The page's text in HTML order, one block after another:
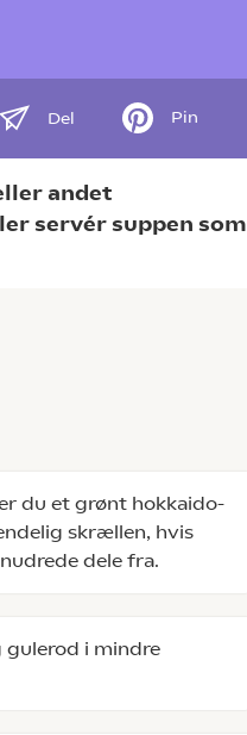
Del Pin
andet
servér suppen som
du et grønt hokkaido-
skrællen, hvis
dele fra.
gulerod i mindre